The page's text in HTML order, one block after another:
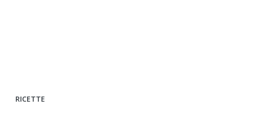
RICETTE